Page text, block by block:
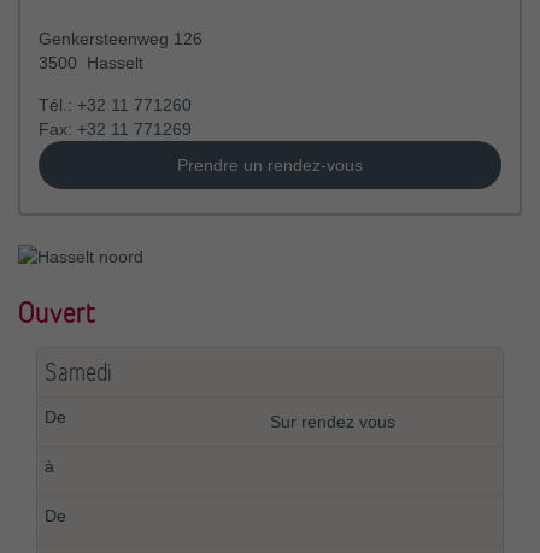
Genkersteenweg 126
3500
Hasselt
Tél.: +32 11 771260
Fax: +32 11 771269
Prendre un rendez-vous
Ouvert
Samedi
Sur rendez vous